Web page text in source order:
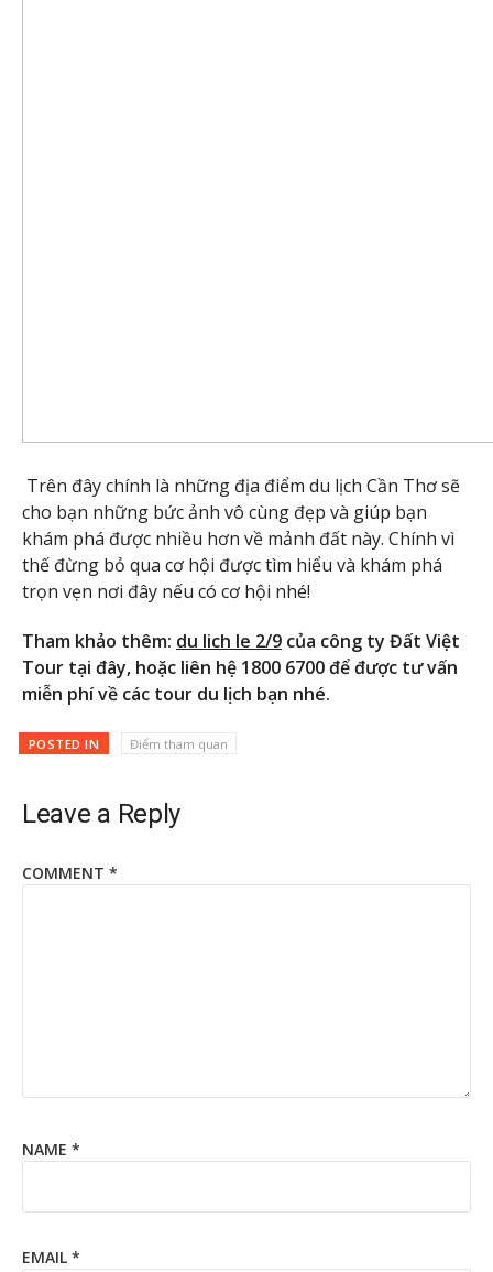
Trên đây chính là những địa điểm du lịch Cần Thơ sẽ
cho bạn những bức ảnh vô cùng đẹp và giúp bạn
khám phá được nhiều hơn về mảnh đất này. Chính vì
thế đừng bỏ qua cơ hội được tìm hiểu và khám phá
trọn vẹn nơi đây nếu có cơ hội nhé!
Tham khảo thêm: du lich le 2/9 của công ty Đất Việt
Tour tại đây, hoặc liên hệ 1800 6700 để được tư vấn
miễn phí về các tour du lịch bạn nhé.
POSTED IN Điểm tham quan
Leave a Reply
COMMENT *
NAME *
EMAIL *